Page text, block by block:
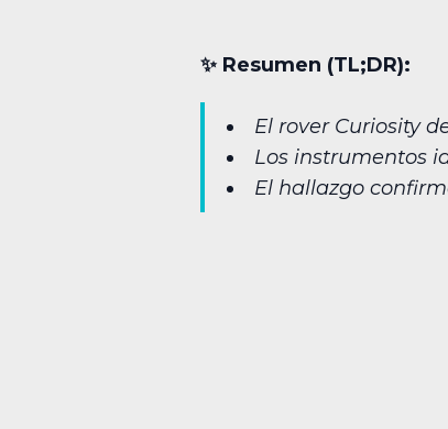
✨︎ Resumen (TL;DR):
El rover Curiosity
Los instrumentos
El hallazgo